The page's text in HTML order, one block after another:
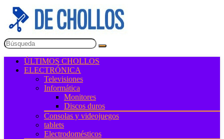
ÚLTIMOS CHOLLOS
ELECTRÓNICA
Televisiones
Informática
Monitores
Discos duros
Consolas y videojuegos
tablets
Electrodomésticos